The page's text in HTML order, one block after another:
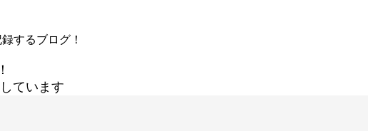
するブログ！
ています